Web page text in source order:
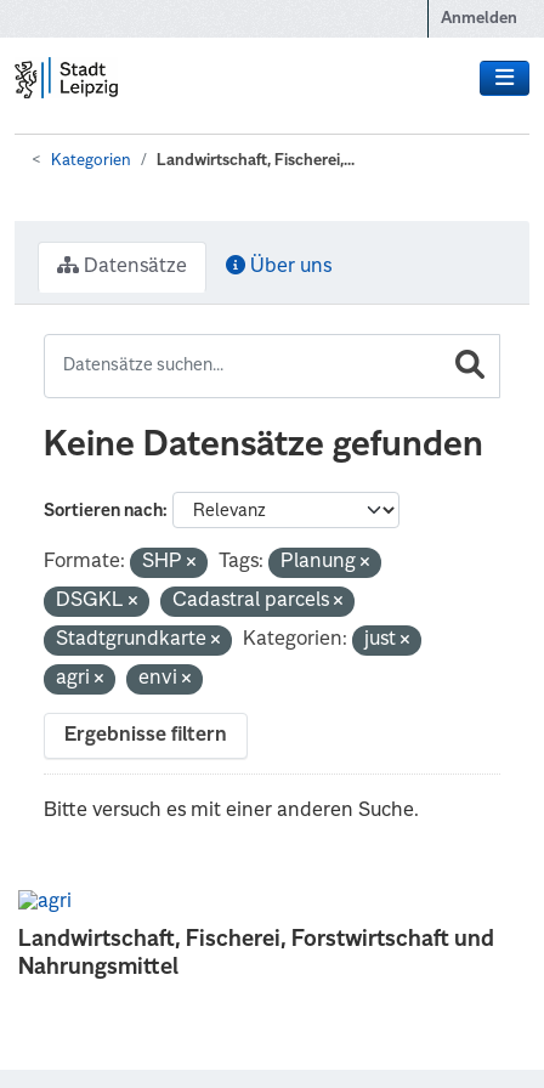
Anmelden
Kategorien Landwirtschaft, Fischerei,...
Landwirtschaft, Fischerei, Forstwirtschaft und
Nahrungsmittel
Datensätze Über uns
Keine Datensätze gefunden
Sortieren nach
Formate: SHP Tags:
Planung
DSGKL
Cadastral parcels
Stadtgrundkarte
Kategorien:
just
agri
envi
Ergebnisse filtern
Bitte versuch es mit einer anderen Suche.